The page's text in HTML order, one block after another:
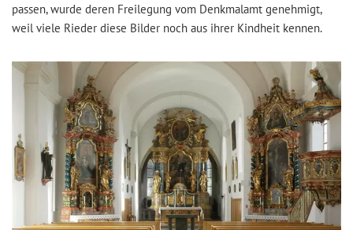
passen, wurde deren Freilegung vom Denkmalamt genehmigt,
weil viele Rieder diese Bilder noch aus ihrer Kindheit kennen.